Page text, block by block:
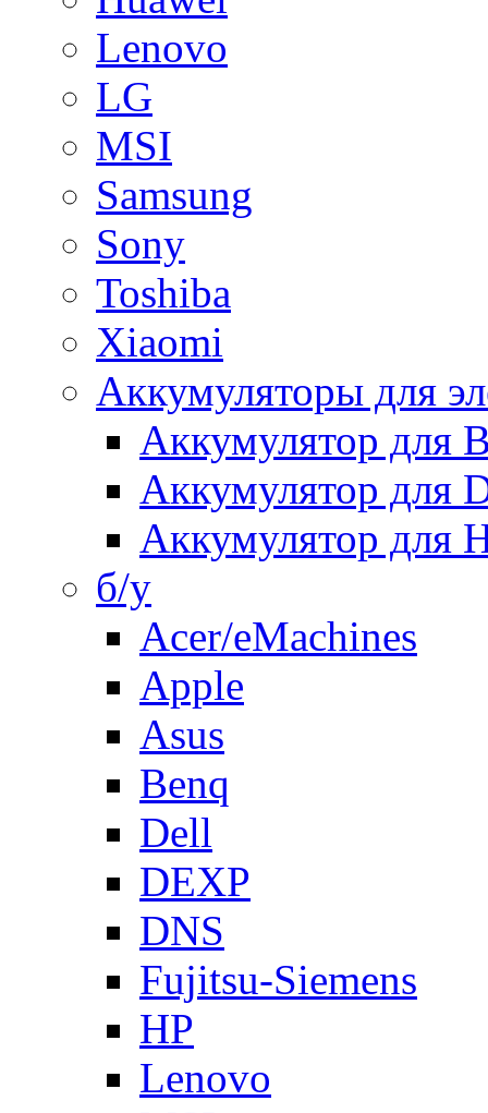
Lenovo
LG
MSI
Samsung
Sony
Toshiba
Xiaomi
Аккумуляторы для
Аккумулятор для
Аккумулятор для
Аккумулятор для
б/у
Acer/eMachines
Apple
Asus
Benq
Dell
DEXP
DNS
Fujitsu-Siemens
HP
Lenovo